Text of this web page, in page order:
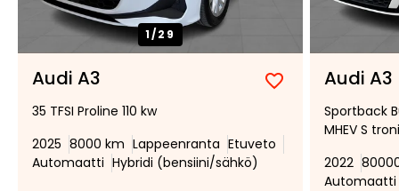
1/29
Audi A3
Lisää
suosikiksi
Poista
suosikeista
35 TFSI Proline 110 kw
2025 8000 km Lappeenranta Etuveto
Automaatti Hybridi (bensiini/sähkö)
Audi A3
Sportback
MHEV S
2022
Automaatti